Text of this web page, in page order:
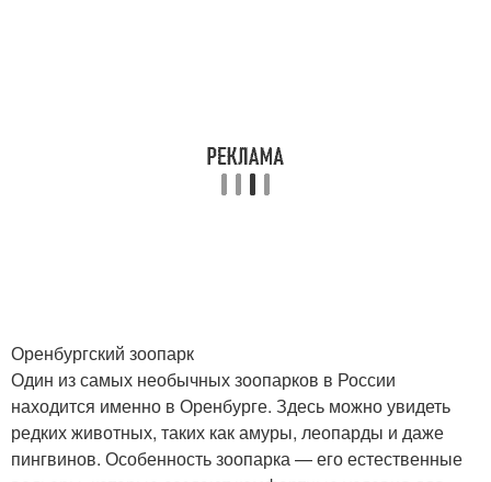
Оренбургский зоопарк
Один из самых необычных зоопарков в России
находится именно в Оренбурге. Здесь можно увидеть
редких животных, таких как амуры, леопарды и даже
пингвинов. Особенность зоопарка — его естественные